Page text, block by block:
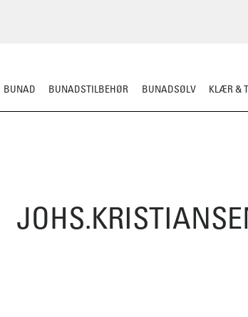
BUNAD BUNADSTILBEHØR BUNADSØLV KLÆR &